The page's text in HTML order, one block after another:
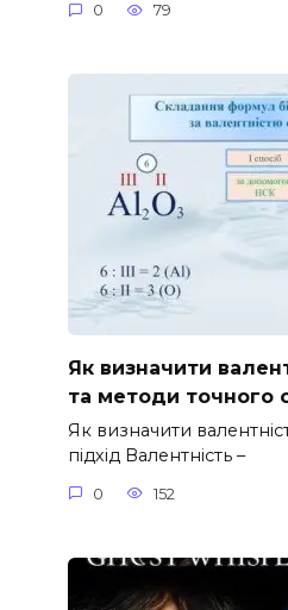
0 79
Як визначити
та методи точного
Як визначити
підхід Валентність –
0 152